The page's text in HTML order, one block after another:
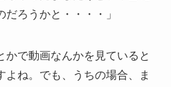
ろうかと・・・・」
かで動画なんかを見ていると
よね。でも、うちの場合、ま